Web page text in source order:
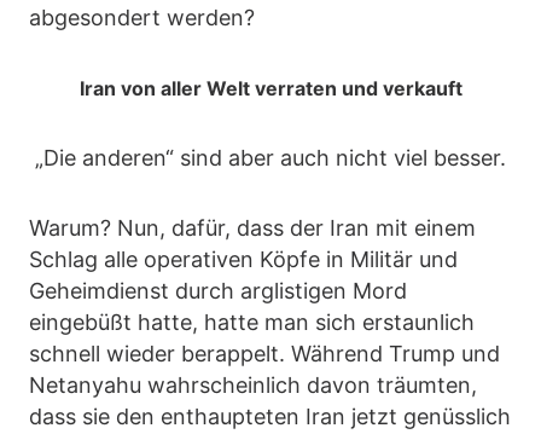
abgesondert werden?
Iran von aller Welt verraten und verkauft
„Die anderen“ sind aber auch nicht viel besser.
Warum? Nun, dafür, dass der Iran mit einem
Schlag alle operativen Köpfe in Militär und
Geheimdienst durch arglistigen Mord
eingebüßt hatte, hatte man sich erstaunlich
schnell wieder berappelt. Während Trump und
Netanyahu wahrscheinlich davon träumten,
dass sie den enthaupteten Iran jetzt genüsslich